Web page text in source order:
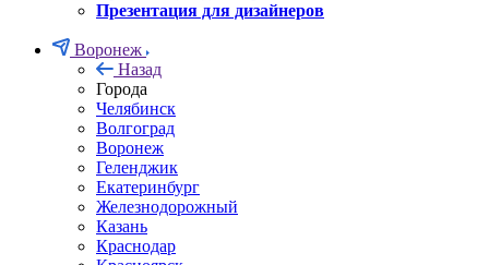
Презентация для дизайнеров
Воронеж
Назад
Города
Челябинск
Волгоград
Воронеж
Геленджик
Екатеринбург
Железнодорожный
Казань
Краснодар